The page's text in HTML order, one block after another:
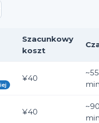
Szacunkowy
koszt
¥40
~55
¥40
~